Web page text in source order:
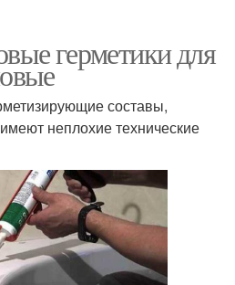
герметики для
составы,
неплохие технические